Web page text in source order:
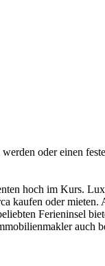
oder einen
hoch im Kurs.
oder
Ferieninsel
auch